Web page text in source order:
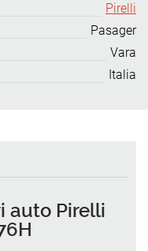
Pirelli
Pasager
Vara
Italia
auto Pirelli